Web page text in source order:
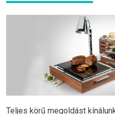
Teljes körű megoldást